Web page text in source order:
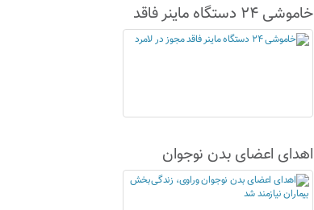
خاموشی ۲۴ دستگاه ماینر فاقد
مجوز در لامرد
اهدای اعضای بدن نوجوان
وراوی، زندگی‌بخش بیماران
نیازمند شد